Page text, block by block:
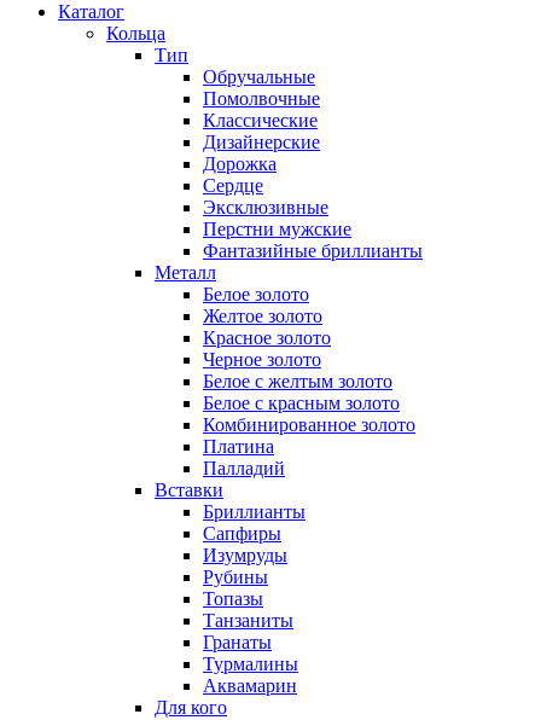
Каталог
Кольца
Тип
Обручальные
Помолвочные
Классические
Дизайнерские
Дорожка
Сердце
Эксклюзивные
Перстни мужские
Фантазийные бриллианты
Металл
Белое золото
Желтое золото
Красное золото
Черное золото
Белое с желтым золото
Белое с красным золото
Комбинированное золото
Платина
Палладий
Вставки
Бриллианты
Сапфиры
Изумруды
Рубины
Топазы
Танзаниты
Гранаты
Турмалины
Аквамарин
Для кого